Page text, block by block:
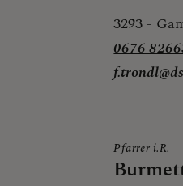
LUNZ/SEE
3293 -
0676
Pfarrer i.R.